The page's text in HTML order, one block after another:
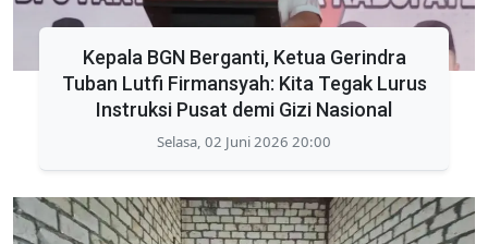
Kepala BGN Berganti, Ketua Gerindra
Tuban Lutfi Firmansyah: Kita Tegak Lurus
Instruksi Pusat demi Gizi Nasional
Selasa, 02 Juni 2026 20:00